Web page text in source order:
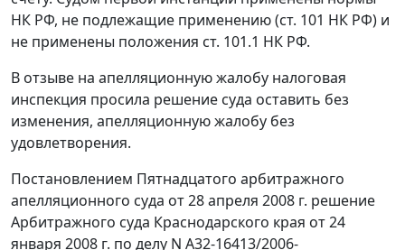
НК РФ, не подлежащие применению (ст. 101 НК РФ) и
не применены положения ст. 101.1 НК РФ.
В отзыве на апелляционную жалобу налоговая
инспекция просила решение суда оставить без
изменения, апелляционную жалобу без
удовлетворения.
Постановлением Пятнадцатого арбитражного
апелляционного суда от 28 апреля 2008 г. решение
Арбитражного суда Краснодарского края от 24
января 2008 г. по делу N А32-16413/2006-